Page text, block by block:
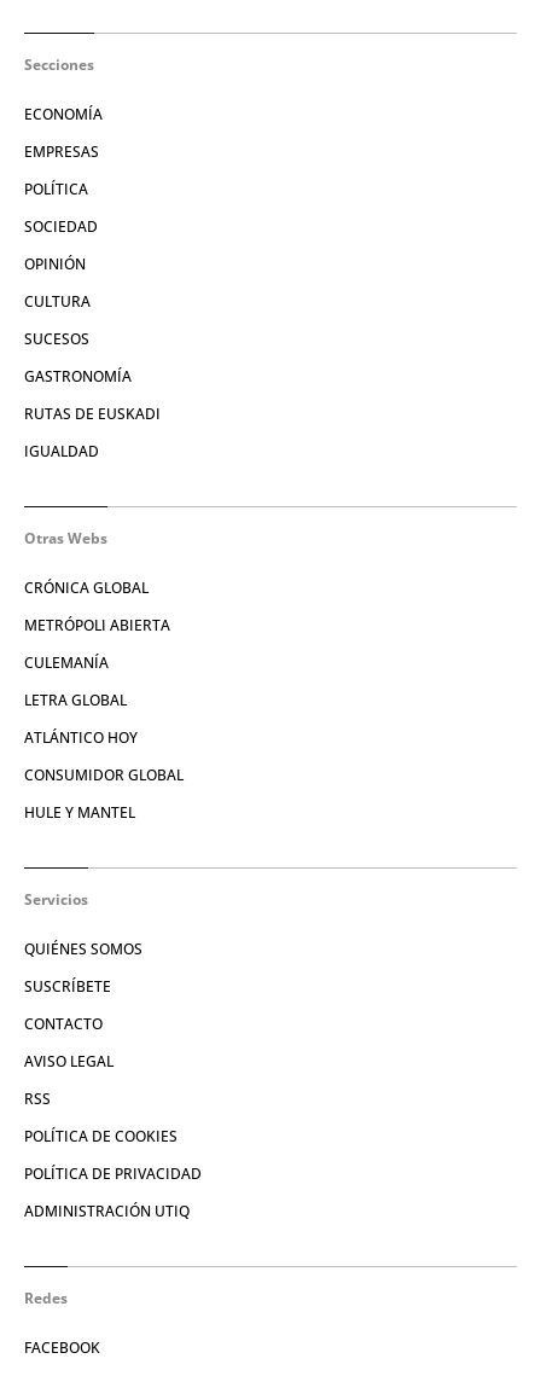
Secciones
ECONOMÍA
EMPRESAS
POLÍTICA
SOCIEDAD
OPINIÓN
CULTURA
SUCESOS
GASTRONOMÍA
RUTAS DE EUSKADI
IGUALDAD
Otras Webs
CRÓNICA GLOBAL
METRÓPOLI ABIERTA
CULEMANÍA
LETRA GLOBAL
ATLÁNTICO HOY
CONSUMIDOR GLOBAL
HULE Y MANTEL
Servicios
QUIÉNES SOMOS
SUSCRÍBETE
CONTACTO
AVISO LEGAL
RSS
POLÍTICA DE COOKIES
POLÍTICA DE PRIVACIDAD
ADMINISTRACIÓN UTIQ
Redes
FACEBOOK